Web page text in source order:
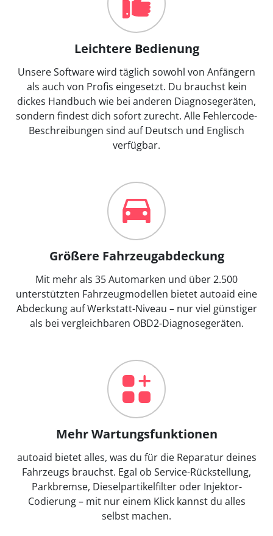
Leichtere Bedienung
Unsere Software wird täglich sowohl von Anfängern
als auch von Profis eingesetzt. Du brauchst kein
dickes Handbuch wie bei anderen Diagnosegeräten,
sondern findest dich sofort zurecht. Alle Fehlercode-
Beschreibungen sind auf Deutsch und Englisch
verfügbar.
Größere Fahrzeugabdeckung
Mit mehr als 35 Automarken und über 2.500
unterstützten Fahrzeugmodellen bietet autoaid eine
Abdeckung auf Werkstatt-Niveau – nur viel günstiger
als bei vergleichbaren OBD2-Diagnosegeräten.
Mehr Wartungsfunktionen
autoaid bietet alles, was du für die Reparatur deines
Fahrzeugs brauchst. Egal ob Service-Rückstellung,
Parkbremse, Dieselpartikelfilter oder Injektor-
Codierung – mit nur einem Klick kannst du alles
selbst machen.